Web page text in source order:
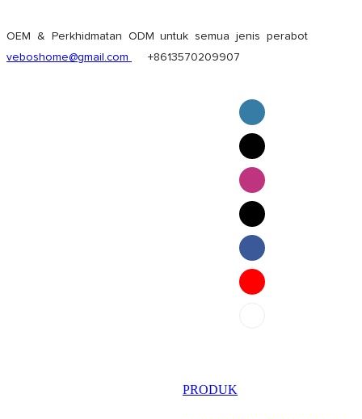
OEM & Perkhidmatan ODM untuk semua jenis perabot
veboshome@gmail.com
+8613570209907
English
Pilipino
ภาษาไทย
PRODUK